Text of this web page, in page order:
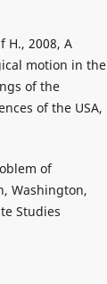
H., 2008, A
motion in the
of the
of the USA,
of
Washington,
Studies